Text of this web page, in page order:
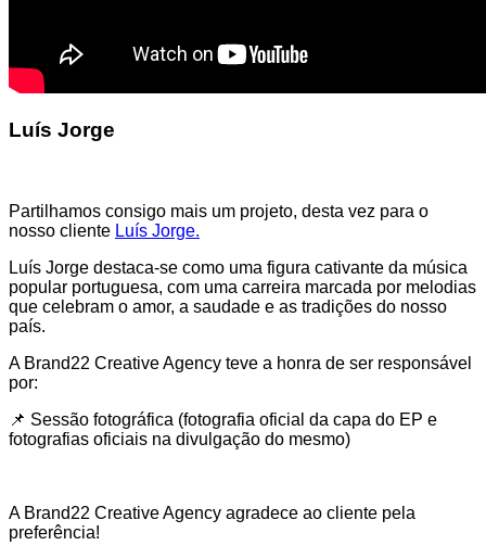
Luís Jorge
Partilhamos consigo mais um projeto, desta vez para o
nosso cliente Luís Jorge.
Luís Jorge destaca-se como uma figura cativante da música
popular portuguesa, com uma carreira marcada por melodias
que celebram o amor, a saudade e as tradições do nosso
país.
A Brand22 Creative Agency teve a honra de ser responsável
por:
📌 Sessão fotográfica (fotografia oficial da capa do EP e
fotografias oficiais na divulgação do mesmo)
A Brand22 Creative Agency agradece ao cliente pela
preferência!